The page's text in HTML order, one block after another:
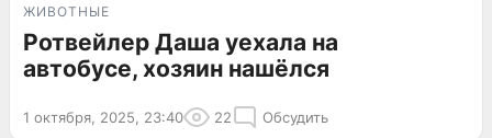
ЖИВОТНЫЕ
Ротвейлер Даша уехала на
автобусе, хозяин нашёлся
1 октября, 2025, 23:40 22 Обсудить